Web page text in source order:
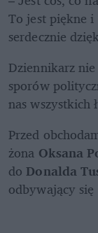
To jest piękne
serdecznie
Dziennikarz
sporów
nas wszystkich
Przed
żona Oksana
do Donalda
odbywający się